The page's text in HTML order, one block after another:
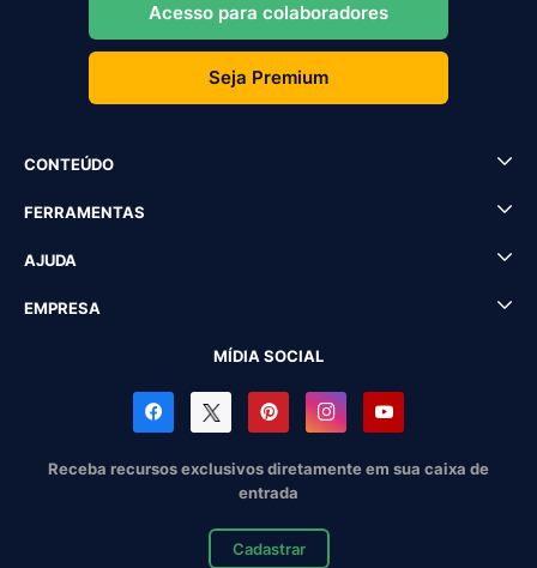
Acesso para colaboradores
Seja Premium
CONTEÚDO
FERRAMENTAS
AJUDA
EMPRESA
MÍDIA SOCIAL
Receba recursos exclusivos diretamente em sua caixa de
entrada
Cadastrar